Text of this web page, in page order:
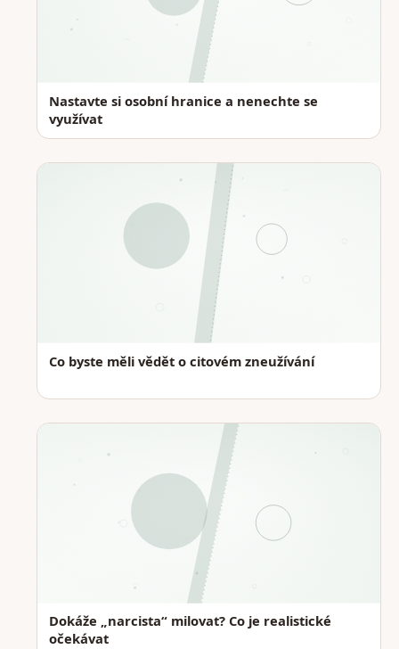
Nastavte si osobní hranice a nenechte se
využívat
Co byste měli vědět o citovém zneužívání
Dokáže „narcista“ milovat? Co je realistické
očekávat